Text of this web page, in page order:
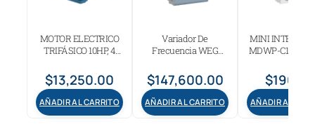
MOTOR ELECTRICO
TRIFÁSICO 10HP, 4
213/5T
$13,250.00
AÑADIR AL CARRITO
Variador De
Frecuencia WEG
240v Trífasico
$147,600.00
AÑADIR AL CARRITO
MINI
MDWP-C16-2
$190.00
AÑADIR AL